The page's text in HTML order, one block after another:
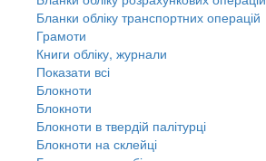
Бланки обліку транспортних операцій
Грамоти
Книги обліку, журнали
Показати всі
Блокноти
Блокноти
Блокноти в твердій палітурці
Блокноти на склейці